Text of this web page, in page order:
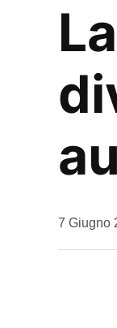
da
7 Giugno